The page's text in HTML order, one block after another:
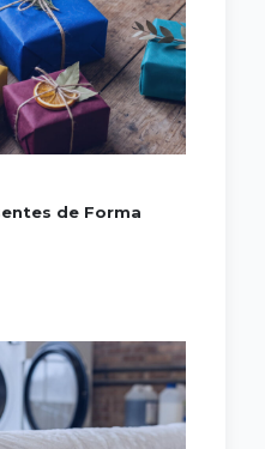
de Forma